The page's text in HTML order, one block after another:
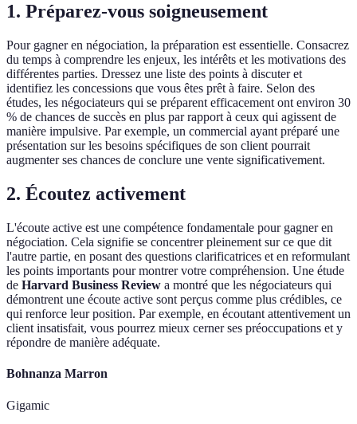
1. Préparez-vous soigneusement
Pour gagner en négociation, la préparation est essentielle. Consacrez
du temps à comprendre les enjeux, les intérêts et les motivations des
différentes parties. Dressez une liste des points à discuter et
identifiez les concessions que vous êtes prêt à faire. Selon des
études, les négociateurs qui se préparent efficacement ont environ 30
% de chances de succès en plus par rapport à ceux qui agissent de
manière impulsive. Par exemple, un commercial ayant préparé une
présentation sur les besoins spécifiques de son client pourrait
augmenter ses chances de conclure une vente significativement.
2. Écoutez activement
L'écoute active est une compétence fondamentale pour gagner en
négociation. Cela signifie se concentrer pleinement sur ce que dit
l'autre partie, en posant des questions clarificatrices et en reformulant
les points importants pour montrer votre compréhension. Une étude
de Harvard Business Review a montré que les négociateurs qui
démontrent une écoute active sont perçus comme plus crédibles, ce
qui renforce leur position. Par exemple, en écoutant attentivement un
client insatisfait, vous pourrez mieux cerner ses préoccupations et y
répondre de manière adéquate.
Bohnanza Marron
Gigamic